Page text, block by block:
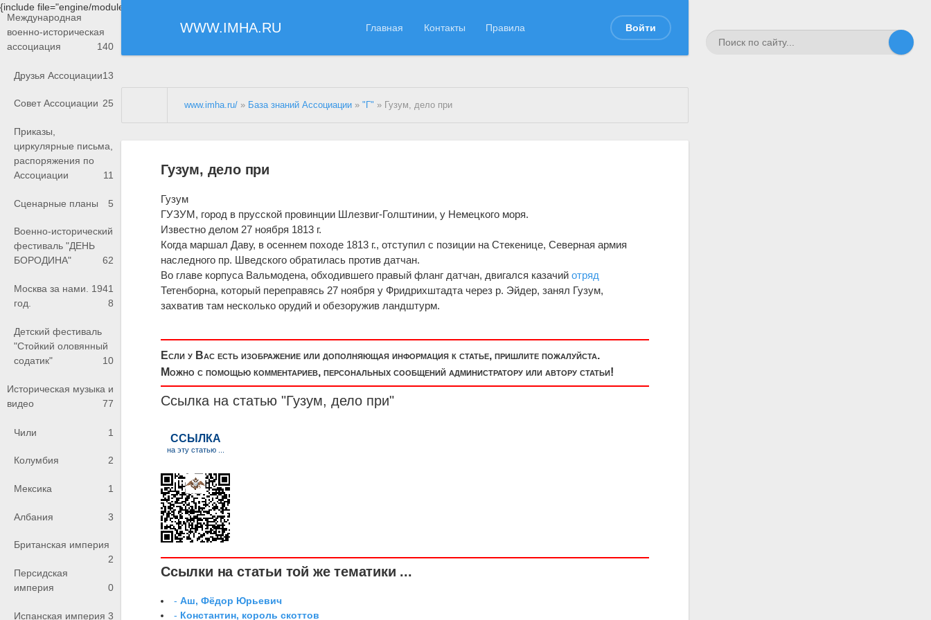
{include file="engine/modules/saperu/head.php"}
WWW.IMHA.RU Главная Контакты Правила Войти
Международная
военно-историческая
ассоциация
140
Друзья Ассоциации13
Совет Ассоциации 25
Приказы,
циркулярные письма,
распоряжения по
Ассоциации
11
Сценарные планы 5
Военно-исторический
фестиваль "ДЕНЬ
БОРОДИНА"
62
Москва за нами. 1941
год.
8
Детский фестиваль
"Стойкий оловянный
содатик"
10
Историческая музыка и
видео
77
Чили 1
Колумбия 2
Мексика 1
Албания 3
Британская империя
2
Персидская
империя
0
Испанская империя 3
www.imha.ru/ » База знаний Ассоциации »"Г" » Гузум, дело при
Гузум, дело при
Гузум
ГУЗУМ, город в прусской провинции Шлезвиг-Голштинии, у Немецкого моря.
Известно делом 27 ноября 1813 г.
Когда маршал Даву, в осеннем походе 1813 г., отступил с позиции на Стекенице, Северная армия
наследного пр. Шведского обратилась против датчан.
Во главе корпуса Вальмодена, обходившего правый фланг датчан, двигался казачийотряд
Тетенборна, который переправясь 27 ноября у Фридрихштадта через р. Эйдер, занял Гузум,
захватив там несколько орудий и обезоружив ландштурм.
Если у Вас есть изображение или дополняющая информация к статье, пришлите пожалуйста.
Можно с помощью комментариев, персональных сообщений администратору или автору статьи!
Ссылка на статью "Гузум, дело при"
Ссылки на статьи той же тематики ...
-Аш, Фёдор Юрьевич
- Константин, король скоттов